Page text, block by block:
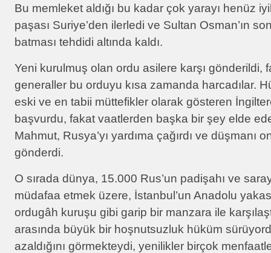
Bu memleket aldığı bu kadar çok yarayı henüz
paşası Suriye’den ilerledi ve Sultan Osman’ın
batması tehdidi altında kaldı.
Yeni kurulmuş olan ordu asilere karşı gönderildi,
generaller bu orduyu kısa zamanda harcadılar.
eski ve en tabii müttefikler olarak gösteren
başvurdu, fakat vaatlerden başka bir şey elde
Mahmut, Rusya’yı yardıma çağırdı ve düşmanı
gönderdi.
O sırada dünya, 15.000 Rus’un padişahı ve
müdafaa etmek üzere, İstanbul’un Anadolu
ordugâh kuruşu gibi garip bir manzara ile
arasında büyük bir hoşnutsuzluk hüküm
azaldığını görmekteydi, yenilikler birçok